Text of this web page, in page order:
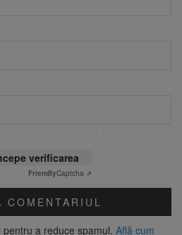
verificarea
FriendlyCaptcha ⇗
a reduce spamul. Află cum